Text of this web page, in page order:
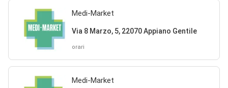
Medi-Market
Via 8 Marzo, 5, 22070 Appiano Gentile
orari
Medi-Market